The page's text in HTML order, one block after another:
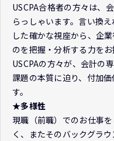
USCPA合格者の方々は、
らっしゃいます。言い換
した確かな視座から、企
のを把握・分析する力を
USCPAの方々が、会計の
課題の本質に迫り、付加
す。
★多様性
現職（前職）でのお仕事
く、またそのバックグラ